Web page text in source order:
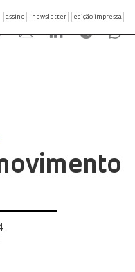
assine newsletter edição impressa